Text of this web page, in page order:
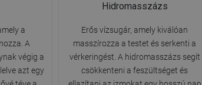
a
A
végig a
azt egy
Hidromasszázs
Erős vízsugár, amely kiválóan
masszírozza a testet és serkenti a
vérkeringést. A hidromasszázs segít
csökkenteni a feszültséget és